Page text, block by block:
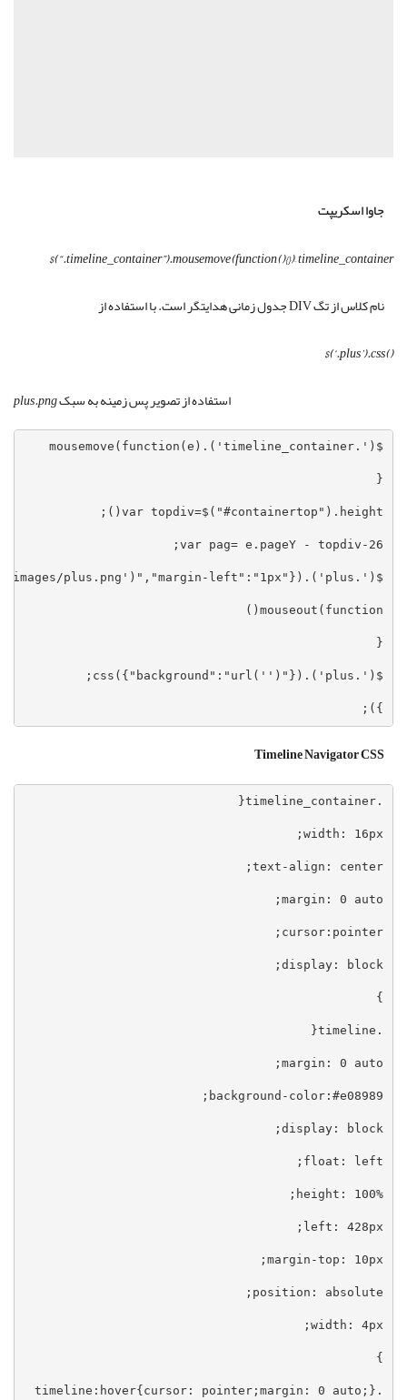
جاوا اسکریپت
$(“.timeline_container”).mousemove(function(){})–timeline_container
نام کلاس از تگ DIV جدول زمانی هدایتگر است. با استفاده از
$(‘.plus’).css()
استفاده از تصویر پس زمینه به سبکplus.png
$('.timeline_container').mousemove(function(e)
var pag= e.pageY - topdiv-26;
$('.plus').css({"background":"url('')"});
});
Timeline Navigator CSS
.timeline_container{
width: 16px;
text-align: center;
margin: 0 auto;
cursor:pointer;
display: block;
.timeline{
margin: 0 auto;
background-color:#e08989;
display: block;
float: left;
height: 100%;
left: 428px;
margin-top: 10px;
position: absolute;
width: 4px;
.timeline:hover{cursor: pointer;margin: 0 auto;}